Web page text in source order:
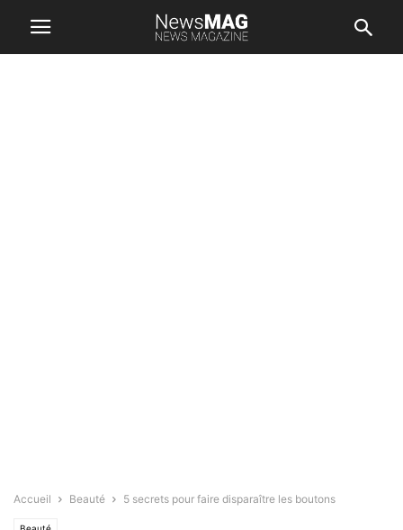
Accueil Beauté 5 secrets pour faire disparaître les boutons